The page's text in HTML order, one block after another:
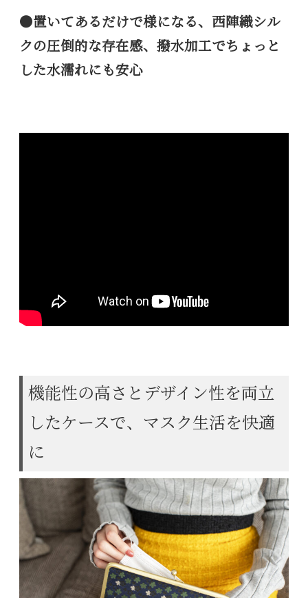
●置いてあるだけで様になる、西陣織シル
クの圧倒的な存在感、撥水加工でちょっと
した水濡れにも安心
機能性の高さとデザイン性を両立
したケースで、マスク生活を快適
に